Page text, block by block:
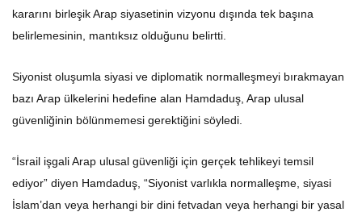
kararını birleşik Arap siyasetinin vizyonu dışında tek başına
belirlemesinin, mantıksız olduğunu belirtti.
Siyonist oluşumla siyasi ve diplomatik normalleşmeyi bırakmayan
bazı Arap ülkelerini hedefine alan Hamdaduş, Arap ulusal
güvenliğinin bölünmemesi gerektiğini söyledi.
“İsrail işgali Arap ulusal güvenliği için gerçek tehlikeyi temsil
ediyor” diyen Hamdaduş, “Siyonist varlıkla normalleşme, siyasi
İslam’dan veya herhangi bir dini fetvadan veya herhangi bir yasal